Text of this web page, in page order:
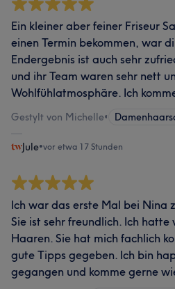
Ein kleiner aber feiner Friseur
einen Termin bekommen, war
Endergebnis ist auch sehr
und ihr Team waren sehr nett
Wohlfühlatmosphäre. Ich
Gestylt von Michelle•
Jule•vor etwa 17 Stunden
Ich war das erste Mal bei Nina
Sie ist sehr freundlich. Ich hatte
Haaren. Sie hat mich fachlich
gute Tipps gegeben. Ich bin
gegangen und komme gerne